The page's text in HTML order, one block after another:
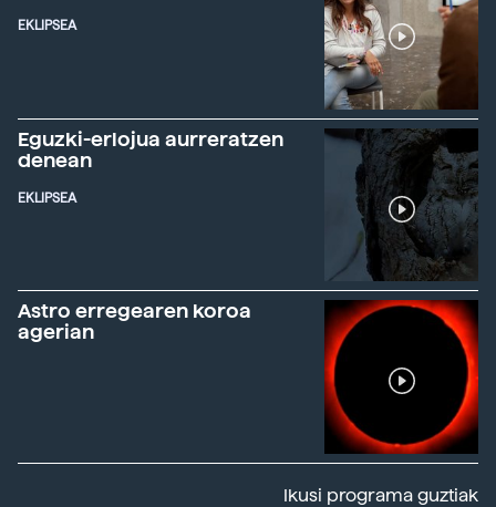
EKLIPSEA
Eguzki-erlojua aurreratzen
denean
EKLIPSEA
Astro erregearen koroa
agerian
Ikusi programa guztiak